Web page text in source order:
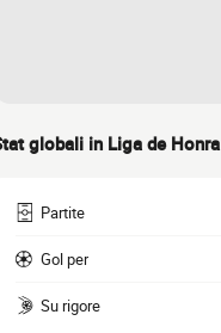
globali in Liga de Honra
Partite
Gol per
Su rigore